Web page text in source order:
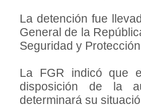
La detención fue
General de la
Seguridad y
La FGR indicó que
disposición de la
determinará su